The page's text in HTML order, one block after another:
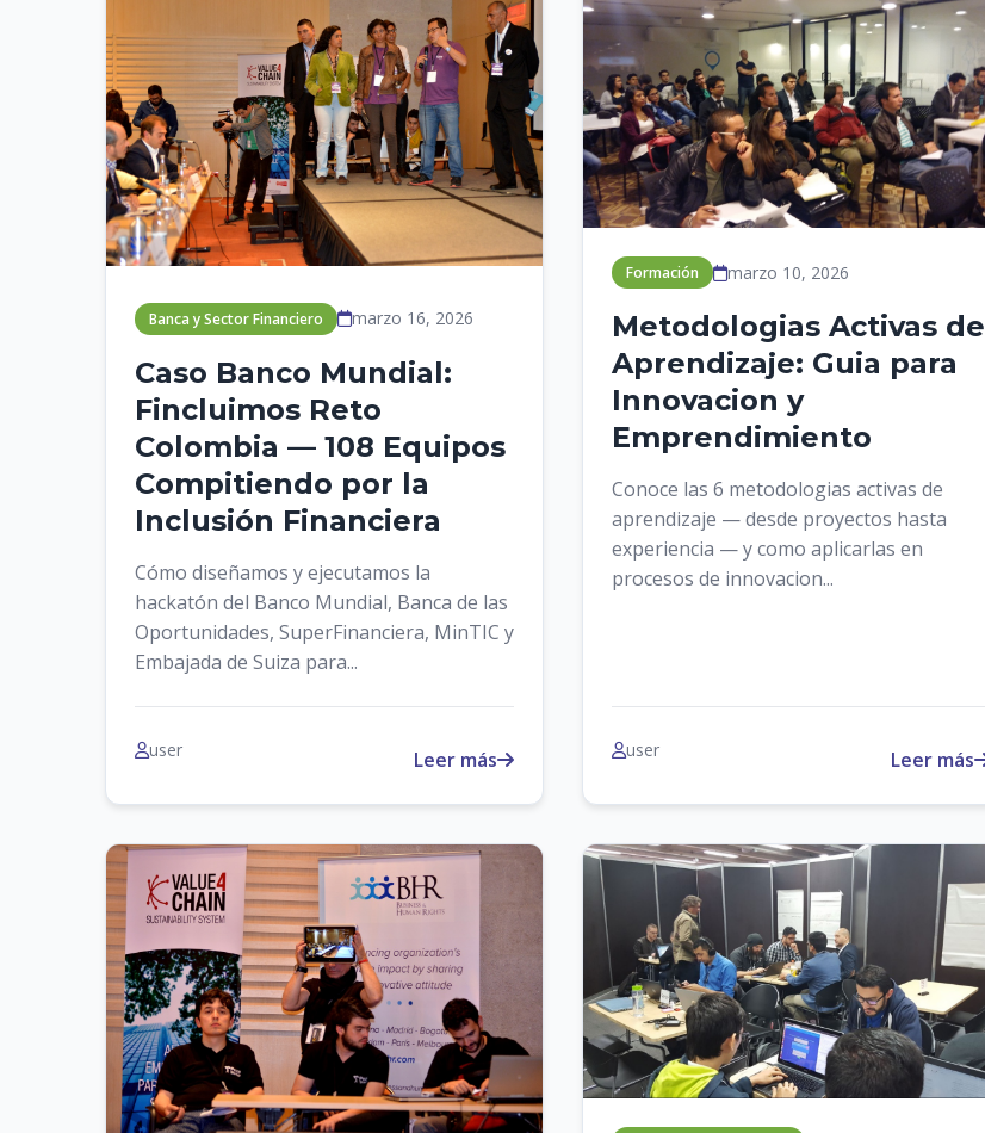
Banca y Sector Financiero marzo 16, 2026
Caso Banco Mundial:
Fincluimos Reto
Colombia — 108 Equipos
Compitiendo por la
Inclusión Financiera
Cómo diseñamos y ejecutamos la
hackatón del Banco Mundial, Banca de las
Oportunidades, SuperFinanciera, MinTIC y
Embajada de Suiza para...
user Leer más
Formación marzo 10, 2026
Metodologias Activas de
Aprendizaje: Guia para
Innovacion y
Emprendimiento
Conoce las 6 metodologias activas de
aprendizaje — desde proyectos hasta
experiencia — y como aplicarlas en
procesos de innovacion...
user Leer más